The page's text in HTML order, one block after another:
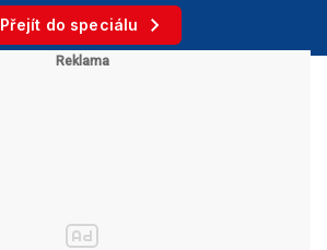
Přejít do speciálu